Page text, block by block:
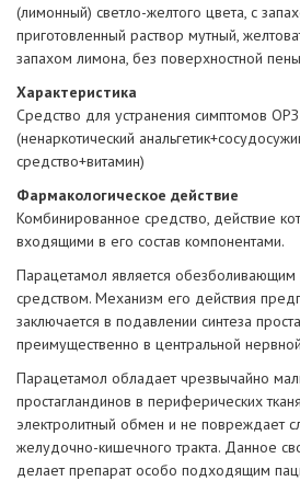
(лимонный) светло-желтого цвета, с
приготовленный раствор мутный,
запахом лимона, без поверхностной
Характеристика
Средство для устранения симптомов
(ненаркотический
средство+витамин)
Фармакологическое действие
Комбинированное средство, действие
входящими в его состав компонентами.
Парацетамол является
средством. Механизм его действия
заключается в подавлении синтеза
преимущественно в центральной
Парацетамол обладает чрезвычайно
простагландинов в периферических
электролитный обмен и не повреждает
желудочно-кишечного тракта. Данное
делает препарат особо подходящим